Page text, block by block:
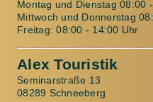
Montag und Dienstag 08:00
Mittwoch und Donnerstag
Freitag: 08:00 - 14:00 Uhr
Alex Touristik
Seminarstraße 13
08289 Schneeberg